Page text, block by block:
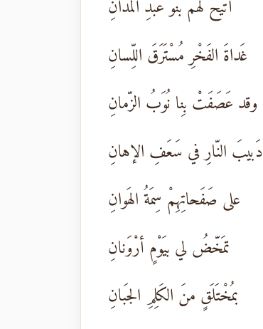
أُتيحَ لهُمْ بَنو عَبْدِ المَدانِ
غَداةَ الفَخْرِ مُسْتَرَقَ اللِّسانِ
وقد عَصَفَتْ بِنا نُوَبُ الزّمانِ
دَبيبَ النّارِ في سَعَفِ الإهانِ
على صَفَحاتِهِمْ سِمَةُ الهَوانِ
تمَخّضُ لي بيَوْمٍ أرْوَنانِ
بمُخْتَلَقٍ منَ الكَلِمِ الجَبانِ